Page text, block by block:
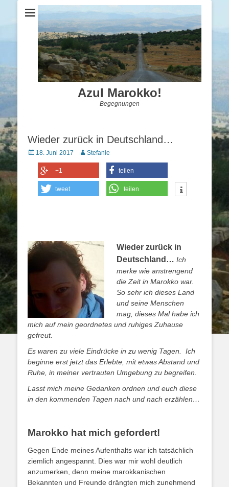
Azul Marokko!
Begegnungen
Wieder zurück in Deutschland…
Posted
18. Juni 2017 AutorStefanie
+1 teilen
tweet teilen
Wieder zurück in
Deutschland… Ich
merke wie anstrengend
die Zeit in Marokko war.
So sehr ich dieses Land
und seine Menschen
mag, dieses Mal habe ich
mich auf mein geordnetes und ruhiges Zuhause
gefreut.
Es waren zu viele Eindrücke in zu wenig Tagen. Ich
beginne erst jetzt das Erlebte, mit etwas Abstand und
Ruhe, in meiner vertrauten Umgebung zu begreifen.
Lasst mich meine Gedanken ordnen und euch diese
in den kommenden Tagen nach und nach erzählen…
Marokko hat mich gefordert!
Gegen Ende meines Aufenthalts war ich tatsächlich
ziemlich angespannt. Dies war mir wohl deutlich
anzumerken, denn meine marokkanischen
Bekannten und Freunde drängten mich zunehmend